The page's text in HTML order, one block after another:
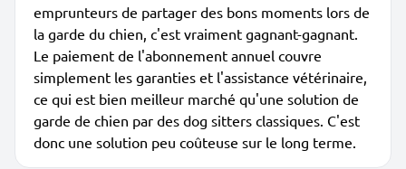
emprunteurs de partager des bons moments lors de
la garde du chien, c'est vraiment gagnant-gagnant.
Le paiement de l'abonnement annuel couvre
simplement les garanties et l'assistance vétérinaire,
ce qui est bien meilleur marché qu'une solution de
garde de chien par des dog sitters classiques. C'est
donc une solution peu coûteuse sur le long terme.